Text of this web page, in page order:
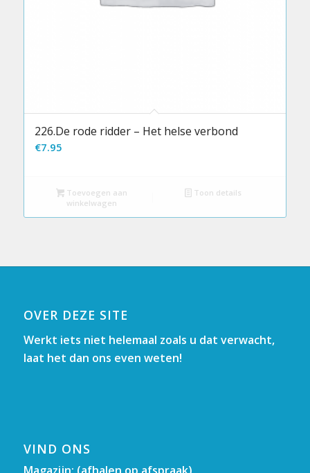
226.De rode ridder – Het helse verbond
€7.95
Toevoegen aan
winkelwagen
Toon details
OVER DEZE SITE
Werkt iets niet helemaal zoals u dat verwacht,
laat het dan ons even weten!
VIND ONS